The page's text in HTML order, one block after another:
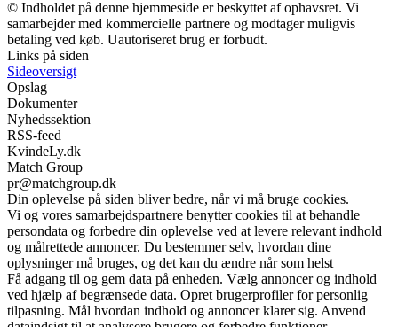
© Indholdet på denne hjemmeside er beskyttet af ophavsret. Vi
samarbejder med kommercielle partnere og modtager muligvis
betaling ved køb. Uautoriseret brug er forbudt.
Links på siden
Sideoversigt
Opslag
Dokumenter
Nyhedssektion
RSS-feed
KvindeLy.dk
Match Group
pr@matchgroup.dk
Din oplevelse på siden bliver bedre, når vi må bruge cookies.
Vi og vores samarbejdspartnere benytter cookies til at behandle
persondata og forbedre din oplevelse ved at levere relevant indhold
og målrettede annoncer. Du bestemmer selv, hvordan dine
oplysninger må bruges, og det kan du ændre når som helst
Få adgang til og gem data på enheden. Vælg annoncer og indhold
ved hjælp af begrænsede data. Opret brugerprofiler for personlig
tilpasning. Mål hvordan indhold og annoncer klarer sig. Anvend